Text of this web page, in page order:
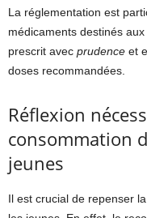
La réglementation est
médicaments destinés
prescrit avec prudence et
doses recommandées.
Réflexion
consommation
jeunes
Il est crucial de repenser